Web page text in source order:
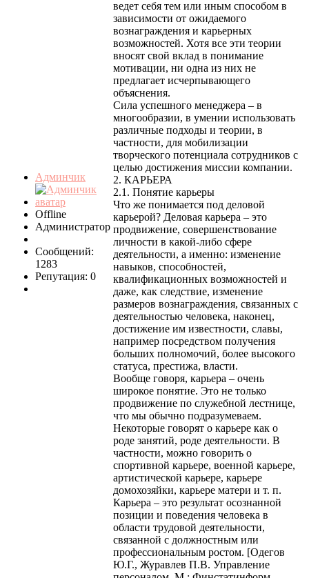
Админчик
Offline
Администратор
Сообщений:
1283
Репутация: 0
ведет себя тем или иным способом в
зависимости от ожидаемого
вознаграждения и карьерных
возможностей. Хотя все эти теории
вносят свой вклад в понимание
мотивации, ни одна из них не
предлагает исчерпывающего
объяснения.
Сила успешного менеджера – в
многообразии, в умении использовать
различные подходы и теории, в
частности, для мобилизации
творческого потенциала сотрудников с
целью достижения миссии компании.
2. КАРЬЕРА
2.1. Понятие карьеры
Что же понимается под деловой
карьерой? Деловая карьера – это
продвижение, совершенствование
личности в какой-либо сфере
деятельности, а именно: изменение
навыков, способностей,
квалификационных возможностей и
даже, как следствие, изменение
размеров вознаграждения, связанных с
деятельностью человека, наконец,
достижение им известности, славы,
например посредством получения
больших полномочий, более высокого
статуса, престижа, власти.
Вообще говоря, карьера – очень
широкое понятие. Это не только
продвижение по служебной лестнице,
что мы обычно подразумеваем.
Некоторые говорят о карьере как о
роде занятий, роде деятельности. В
частности, можно говорить о
спортивной карьере, военной карьере,
артистической карьере, карьере
домохозяйки, карьере матери и т. п.
Карьера – это результат осознанной
позиции и поведения человека в
области трудовой деятельности,
связанной с должностным или
профессиональным ростом. [Одегов
Ю.Г., Журавлев П.В. Управление